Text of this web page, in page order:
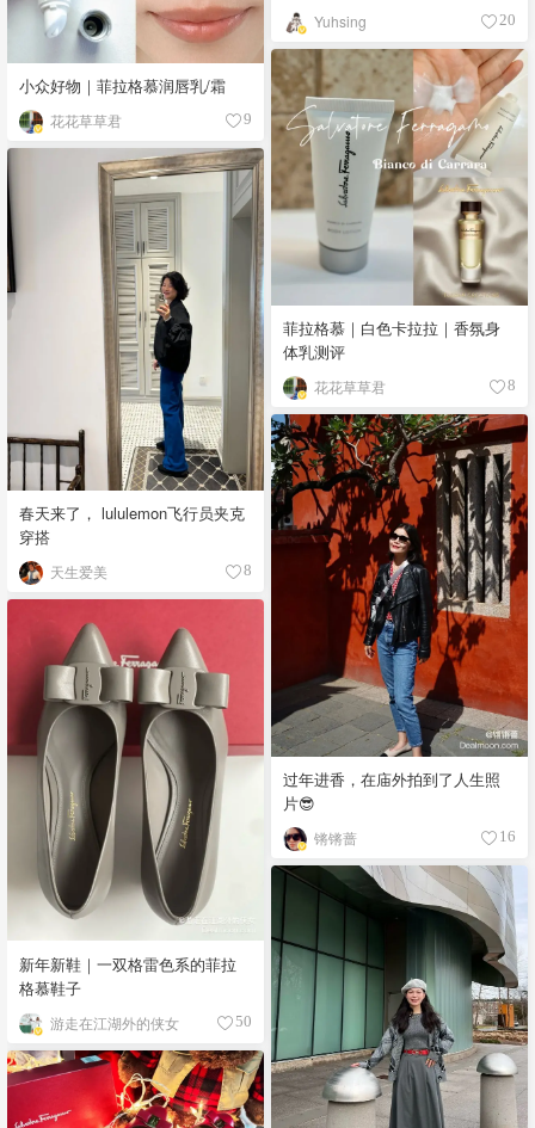
Yuhsing 20
小众好物｜菲拉格慕润唇乳/霜
花花草草君 9
菲拉格慕｜白色卡拉拉｜香氛身
体乳测评
花花草草君 8
春天来了， lululemon飞行员夹克
穿搭
天生爱美 8
过年进香，在庙外拍到了人生照
片😎
锵锵蔷 16
新年新鞋｜一双格雷色系的菲拉
格慕鞋子
游走在江湖外的侠女 50